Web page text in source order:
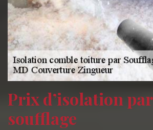
Prix d’isolation par
soufflage